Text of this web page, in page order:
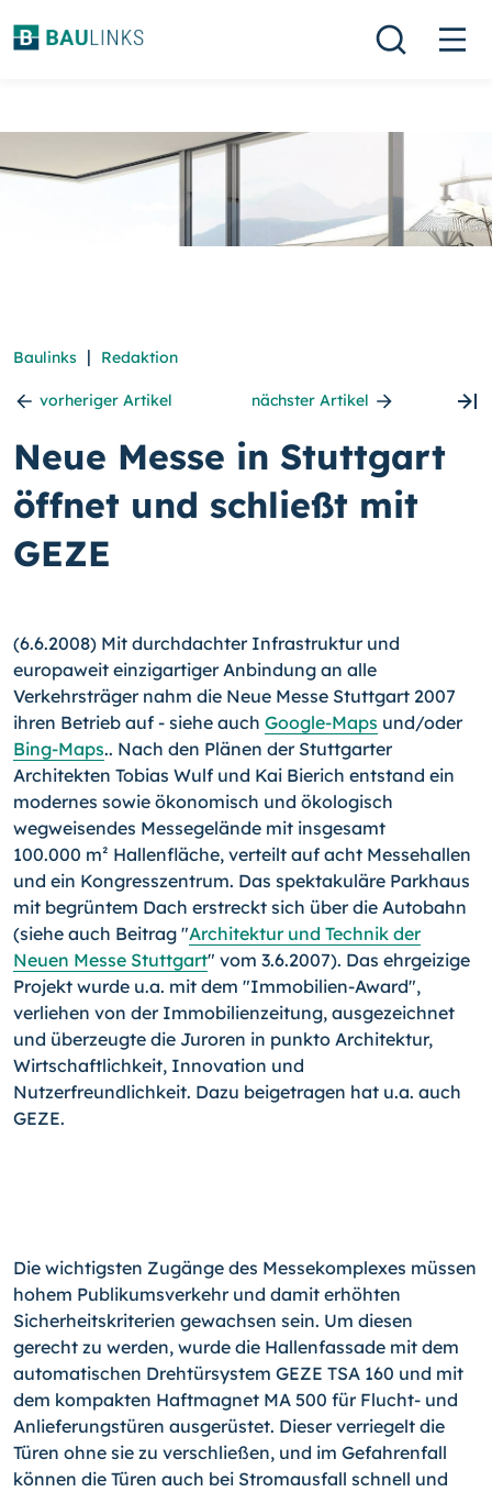
Baulinks | Redaktion
vorheriger Artikel nächster Artikel
Neue Messe in Stuttgart
öffnet und schließt mit
GEZE
(6.6.2008) Mit durchdachter Infrastruktur und
europaweit einzigartiger Anbindung an alle
Verkehrsträger nahm die Neue Messe Stuttgart 2007
ihren Betrieb auf - siehe auch Google-Maps und/oder
Bing-Maps.. Nach den Plänen der Stuttgarter
Architekten Tobias Wulf und Kai Bierich entstand ein
modernes sowie ökonomisch und ökologisch
wegweisendes Messegelände mit insgesamt
100.000 m² Hallenfläche, verteilt auf acht Messehallen
und ein Kongresszentrum. Das spektakuläre Parkhaus
mit begrüntem Dach erstreckt sich über die Autobahn
(siehe auch Beitrag "Architektur und Technik der
Neuen Messe Stuttgart" vom 3.6.2007). Das ehrgeizige
Projekt wurde u.a. mit dem "Immobilien-Award",
verliehen von der Immobilienzeitung, ausgezeichnet
und überzeugte die Juroren in punkto Architektur,
Wirtschaftlichkeit, Innovation und
Nutzerfreundlichkeit. Dazu beigetragen hat u.a. auch
GEZE.
Die wichtigsten Zugänge des Messekomplexes müssen
hohem Publikumsverkehr und damit erhöhten
Sicherheitskriterien gewachsen sein. Um diesen
gerecht zu werden, wurde die Hallenfassade mit dem
automatischen Drehtürsystem GEZE TSA 160 und mit
dem kompakten Haftmagnet MA 500 für Flucht- und
Anlieferungstüren ausgerüstet. Dieser verriegelt die
Türen ohne sie zu verschließen, und im Gefahrenfall
können die Türen auch bei Stromausfall schnell und